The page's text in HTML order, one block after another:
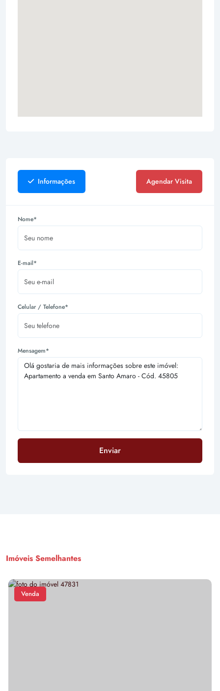
Informações Agendar Visita
Nome*
E-mail*
Celular / Telefone*
Mensagem*
Enviar
Imóveis Semelhantes
Venda